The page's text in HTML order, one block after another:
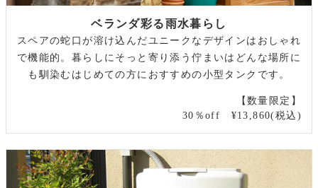
ベランダ彩る雨水暮らし
スペアの蛇口が溶け込んだユニークなデザインはおしゃれ
で機能的。暮らしにそっと寄り添う佇まいはどんな場所に
も馴染むはじめての方におすすめの小型タンクです。
【数量限定】
30％off ¥13,860(税込)